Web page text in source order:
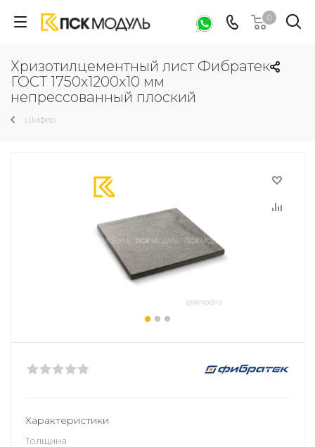
0
Хризотилцементный лист Фибратек
ГОСТ 1750х1200х10 мм
непрессованный плоский
Шифер
Характеристики
Толщина